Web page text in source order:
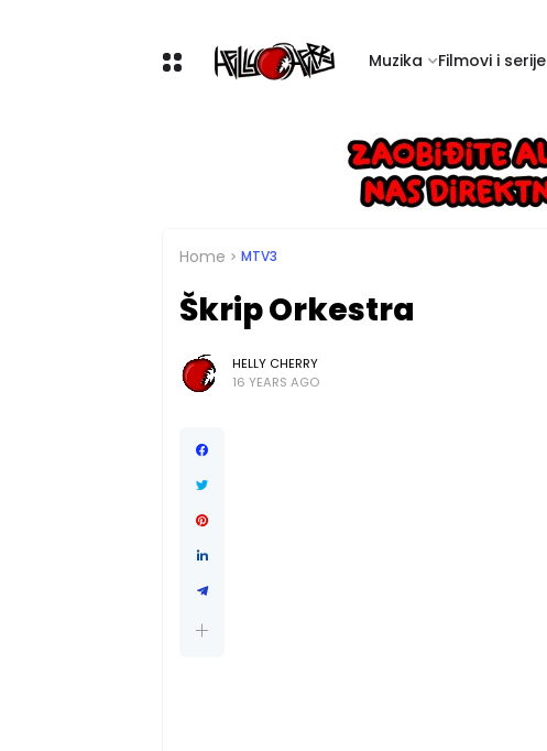
Muzika Filmovi i serije
Home MTV3
Škrip Orkestra
HELLY CHERRY
16 YEARS AGO